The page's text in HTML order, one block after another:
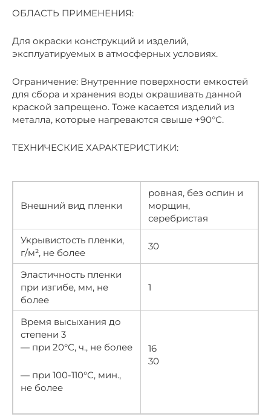
ОБЛАСТЬ ПРИМЕНЕНИЯ:
Для окраски конструкций и изделий,
эксплуатируемых в атмосферных условиях.
Ограничение: Внутренние поверхности емкостей
для сбора и хранения воды окрашивать данной
краской запрещено. Тоже касается изделий из
металла, которые нагреваются свыше +90°С.
ТЕХНИЧЕСКИЕ ХАРАКТЕРИСТИКИ:
Внешний вид пленки
ровная, без оспин и
морщин,
серебристая
Укрывистость пленки,
г/м², не более
30
Эластичность пленки
при изгибе, мм, не
более
1
Время высыхания до
степени 3
— при 20°С, ч., не более
— при 100-110°С, мин.,
не более
16
30